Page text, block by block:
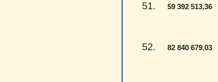
51. 59 392 513,36
52. 82 840 679,03